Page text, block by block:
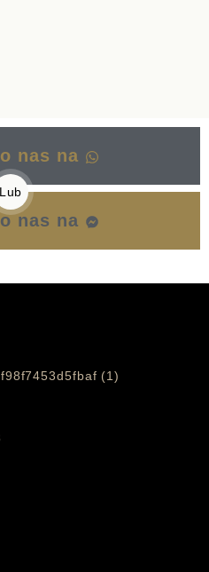
nas na
Lub
nas na